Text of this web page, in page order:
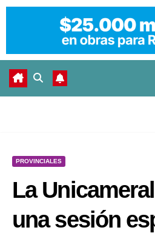
PROVINCIALES
La
una sesión